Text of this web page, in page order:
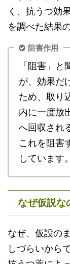
く、抗うつ効
を調べた結果
阻害作用
「阻害」
が、効果だ
ため、取り
内に一度放
へ回収され
これを阻害
しています。
なぜ仮説な
なぜ、仮設の
しづらいから